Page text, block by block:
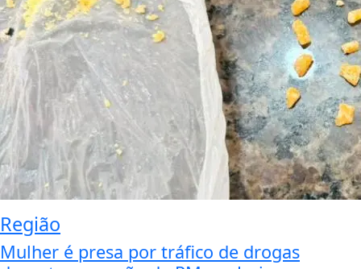
Região
Mulher é presa por tráfico de drogas